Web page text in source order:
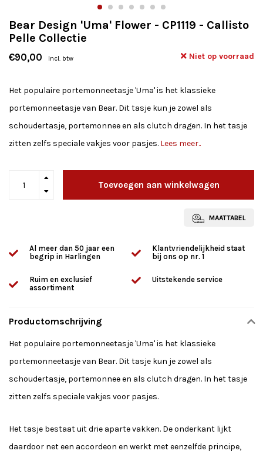
Bear Design 'Uma' Flower - CP1119 - Callisto
Pelle Collectie
€90,00 Incl. btw Niet op voorraad
Het populaire portemonneetasje 'Uma' is het klassieke
portemonneetasje van Bear. Dit tasje kun je zowel als
schoudertasje, portemonnee en als clutch dragen. In het tasje
zitten zelfs speciale vakjes voor pasjes. Lees meer..
Toevoegen aan winkelwagen
MAATTABEL
Al meer dan 50 jaar een
begrip in Harlingen
Klantvriendelijkheid staat
bij ons op nr. 1
Ruim en exclusief
assortiment
Uitstekende service
Productomschrijving
Het populaire portemonneetasje 'Uma' is het klassieke
portemonneetasje van Bear. Dit tasje kun je zowel als
schoudertasje, portemonnee en als clutch dragen. In het tasje
zitten zelfs speciale vakjes voor pasjes.
Hettasje bestaat uit drie aparte vakken. De onderkant lijkt
daardoor net een accordeon en werkt met eenzelfde principe,